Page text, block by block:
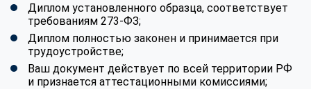
Диплом установленного образца, соответствует
требованиям 273-ФЗ;
Диплом полностью законен и принимается при
трудоустройстве;
Ваш документ действует по всей территории РФ
и признается аттестационными комиссиями;